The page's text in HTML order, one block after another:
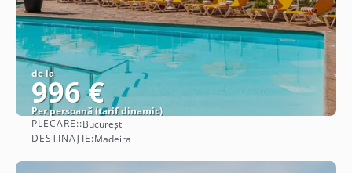
de la
996 €
Per persoană (tarif dinamic)
PLECARE::București
DESTINAȚIE:Madeira